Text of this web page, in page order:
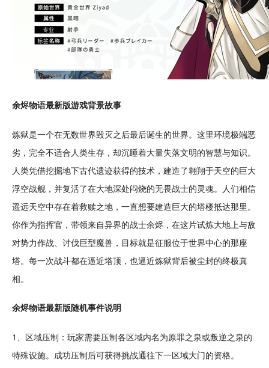
余烬物语最新版游戏背景故事
炼狱是一个在无数世界毁灭之后最后诞生的世界。这里环境极端恶
劣，完全不适合人类生存 ，却沉睡着大量失落文明的智慧与知识。
人类凭借挖掘地下古代遗迹获得的技术 ， 建造了翱翔于天空的巨大
浮空战舰，并复活了在大地深处闷烧的无畏战士的灵魂。人们相信
遥远天空中存在着救赎之地，一直想要建造巨大的塔楼抵达那里。
你作为指挥官 ，带领来自异界的战士余烬，在这片试炼大地上与敌
对势力作战、讨伐巨型魔兽，目标就是征服位于世界中心的那座
塔。每一次战斗都在逼近塔顶，也逼近炼狱背后被尘封的终极真
相。
余烬物语最新版随机事件说明
1、区域压制：玩家需要压制各区域内名为原罪之泉或叛逆之泉的
特殊设施。成功压制后可获得挑战通往下一区域大门的资格。